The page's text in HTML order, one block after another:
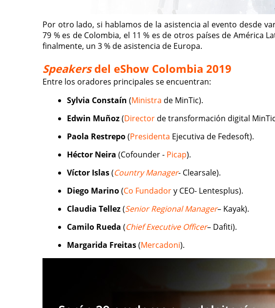
Por otro lado, si hablamos de la asistencia al evento desde
79 % es de Colombia, el 11 % es de otros países de América
finalmente, un 3 % de asistencia de Europa.
Speakersdel eShow Colombia 2019
Entre los oradores principales se encuentran:
Sylvia Constaín (Ministra de MinTic).
Edwin Muñoz(Director de transformación digital
Paola Restrepo(Presidenta Ejecutiva de Fedesoft).
Héctor Neira (Cofounder - Picap).
Víctor Islas(Country Manager- Clearsale).
Diego Marino(Co Fundadory CEO- Lentesplus).
Claudia Tellez(Senior Regional Manager– Kayak).
Camilo Rueda (Chief Executive Officer– Dafiti).
Margarida Freitas(Mercadoni).